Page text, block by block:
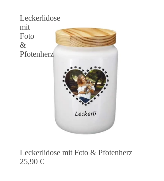
Leckerlidose
mit
Foto
&
Pfotenherz
Leckerlidose mit Foto & Pfotenherz
25,90 €